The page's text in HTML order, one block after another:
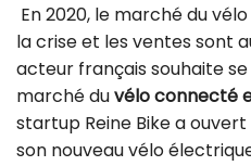
En 2020, le marché du
la crise et les ventes sont
acteur français souhaite
marché duvélo connecté
startup Reine Bike a
son nouveau vélo